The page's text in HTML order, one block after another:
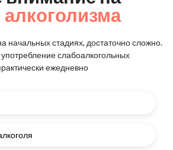
алкоголизма
начальных стадиях, достаточно сложно.
слабоалкогольных
ежедневно